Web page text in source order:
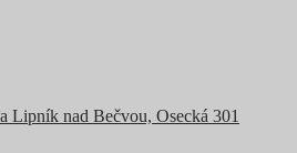
Lipník nad Bečvou, Osecká 301